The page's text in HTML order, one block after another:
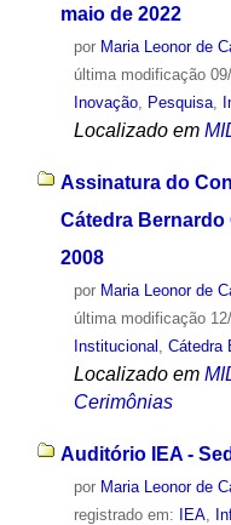
maio de 2022
por Maria Leonor de
última modificação
Inovação, Pesquisa,
Localizado em
Assinatura do
Cátedra Bernardo
2008
por Maria Leonor de
última modificação12/
Institucional , Cátedra
Localizado em
Cerimônias
Auditório IEA -
por Maria Leonor de
registrado em:
IEA,